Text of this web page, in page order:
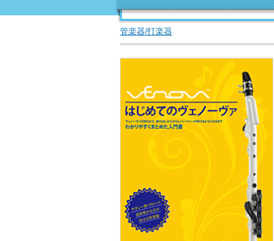
管楽器/打楽器